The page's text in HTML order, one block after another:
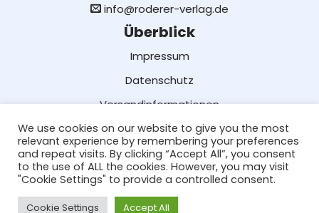
info@roderer-verlag.de
Überblick
Impressum
Datenschutz
Versandinformationen
Lieferung und Bezahlung
AGB
Social Media
Facebook
We use cookies on our website to give you the most
relevant experience by remembering your preferences
and repeat visits. By clicking “Accept All”, you consent
to the use of ALL the cookies. However, you may visit
"Cookie Settings" to provide a controlled consent.
Cookie Settings Accept All